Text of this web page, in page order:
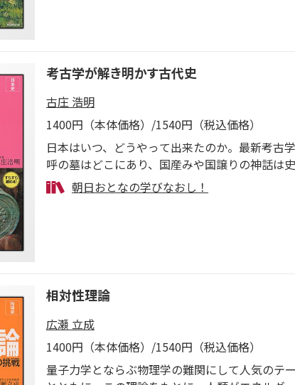
考古学が解き明かす古代史
古庄 浩明
1400円（本体価格）/1540円（税込価格）
日本はいつ、どうやって出来たのか。最新考古
呼の墓はどこにあり、国産みや国譲りの神話は
古学と古代史に通じる著者が古代史のナゾに真摯
朝日おとなの学びなおし！
相対性理論
広瀬 立成
1400円（本体価格）/1540円（税込価格）
量子力学とならぶ物理学の難関にして人気のテ